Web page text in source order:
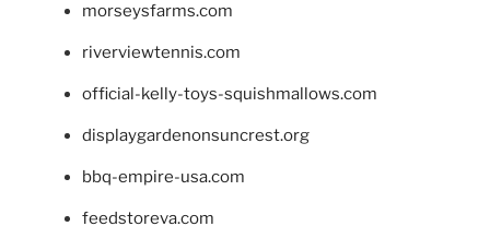
morseysfarms.com
riverviewtennis.com
official-kelly-toys-squishmallows.com
displaygardenonsuncrest.org
bbq-empire-usa.com
feedstoreva.com